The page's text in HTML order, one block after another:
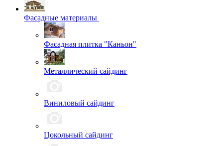
Фасадные материалы
Фасадная плитка "Каньон"
Металлический сайдинг
Виниловый сайдинг
Цокольный сайдинг